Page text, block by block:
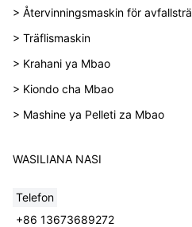
> Återvinningsmaskin för avfallsträ
> Träflismaskin
> Krahani ya Mbao
> Kiondo cha Mbao
> Mashine ya Pelleti za Mbao
WASILIANA NASI
Telefon
+86 13673689272